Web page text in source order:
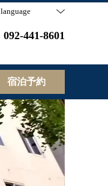
language
092-441-8601
宿泊予約